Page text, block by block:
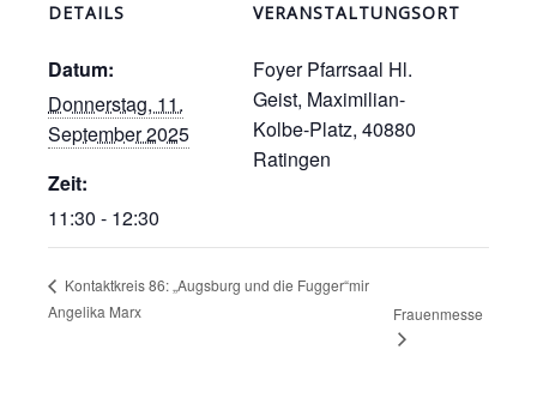
DETAILS
Datum:
Donnerstag, 11.
September 2025
Zeit:
11:30 - 12:30
VERANSTALTUNGSORT
Foyer Pfarrsaal Hl.
Geist, Maximilian-
Kolbe-Platz, 40880
Ratingen
Kontaktkreis 86: „Augsburg und die Fugger“mir
Angelika Marx
Frauenmesse